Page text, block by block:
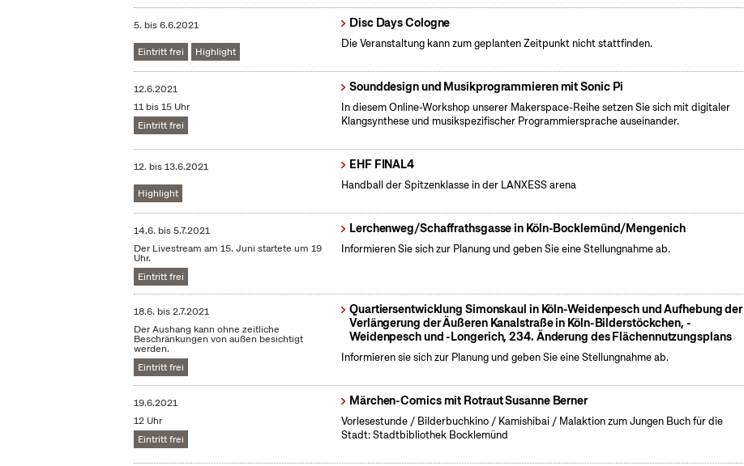
5. bis6.6.2021
Eintritt frei Highlight
Disc Days Cologne
Die Veranstaltung kann zum geplanten Zeitpunkt nicht stattfinden.
12.6.2021
11 bis 15 Uhr
Eintritt frei
Sounddesign und Musikprogrammieren mit Sonic Pi
In diesem Online-Workshop unserer Makerspace-Reihe setzen Sie sich mit digitaler
Klangsynthese und musikspezifischer Programmiersprache auseinander.
12. bis13.6.2021
Highlight
EHF FINAL4
Handball der Spitzenklasse in der LANXESS arena
14.6. bis5.7.2021
Der Livestream am 15. Juni startete um 19
Uhr.
Eintritt frei
Lerchenweg/Schaffrathsgasse in Köln-Bocklemünd/Mengenich
Informieren Sie sich zur Planung und geben Sie eine Stellungnahme ab.
18.6. bis2.7.2021
Der Aushang kann ohne zeitliche
Beschränkungen von außen besichtigt
werden.
Eintritt frei
Quartiersentwicklung Simonskaul in Köln-Weidenpesch und Aufhebung der
Verlängerung der Äußeren Kanalstraße in Köln-Bilderstöckchen, -
Weidenpesch und -Longerich, 234. Änderung des Flächennutzungsplans
Informieren sie sich zur Planung und geben Sie eine Stellungnahme ab.
19.6.2021
12 Uhr
Eintritt frei
Märchen-Comics mit Rotraut Susanne Berner
Vorlesestunde / Bilderbuchkino / Kamishibai / Malaktion zum Jungen Buch für die
Stadt: Stadtbibliothek Bocklemünd